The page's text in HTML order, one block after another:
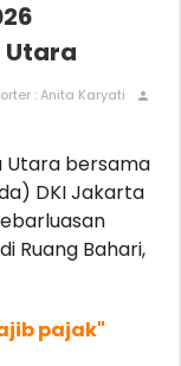
Utara
: Anita Karyati person
bersama
DKI Jakarta
Ruang Bahari,
pajak"